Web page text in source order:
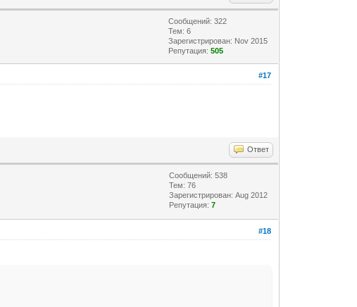
Сообщений: 322
Тем: 6
Зарегистрирован: Nov 2015
Репутация:505
#17
Ответ
Сообщений: 538
Тем: 76
Зарегистрирован: Aug 2012
Репутация:7
#18